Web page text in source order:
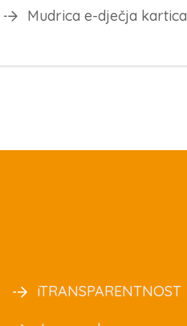
Mudrica e-dječja kartica
iTRANSPARENTNOST